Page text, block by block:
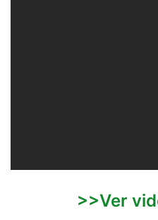
>>Ver